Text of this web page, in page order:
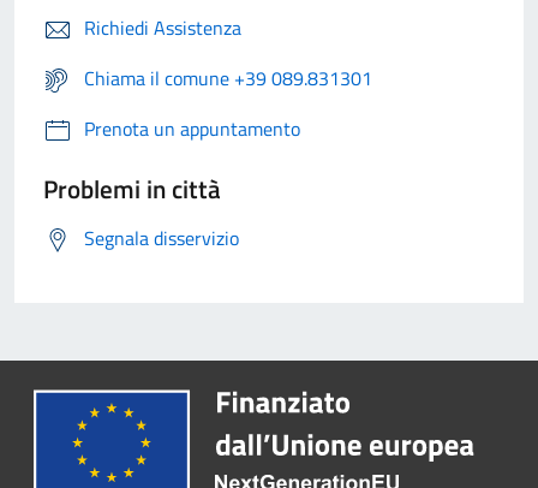
Richiedi Assistenza
Chiama il comune +39 089.831301
Prenota un appuntamento
Problemi in città
Segnala disservizio